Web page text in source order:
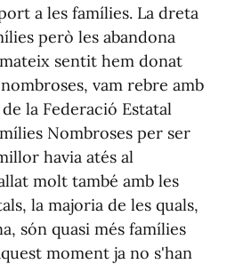
a les famílies. La dreta
però les abandona
sentit hem donat
vam rebre amb
la Federació Estatal
Nombroses per ser
havia atés al
molt també amb les
la majoria de les quals,
són quasi més famílies
moment ja no s'han